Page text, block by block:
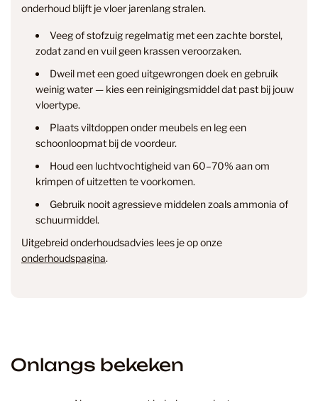
onderhoud blijft je vloer jarenlang stralen.
Veeg of stofzuig regelmatig met een zachte borstel,
zodat zand en vuil geen krassen veroorzaken.
Dweil met een goed uitgewrongen doek en gebruik
weinig water — kies een reinigingsmiddel dat past bij jouw
vloertype.
Plaats viltdoppen onder meubels en leg een
schoonloopmat bij de voordeur.
Houd een luchtvochtigheid van 60–70% aan om
krimpen of uitzetten te voorkomen.
Gebruik nooit agressieve middelen zoals ammonia of
schuurmiddel.
Uitgebreid onderhoudsadvies lees je op onze
onderhoudspagina.
info@smantvloeren.nl
Verzending & levertijd
Retourneren
& annuleren
Onlangs bekeken